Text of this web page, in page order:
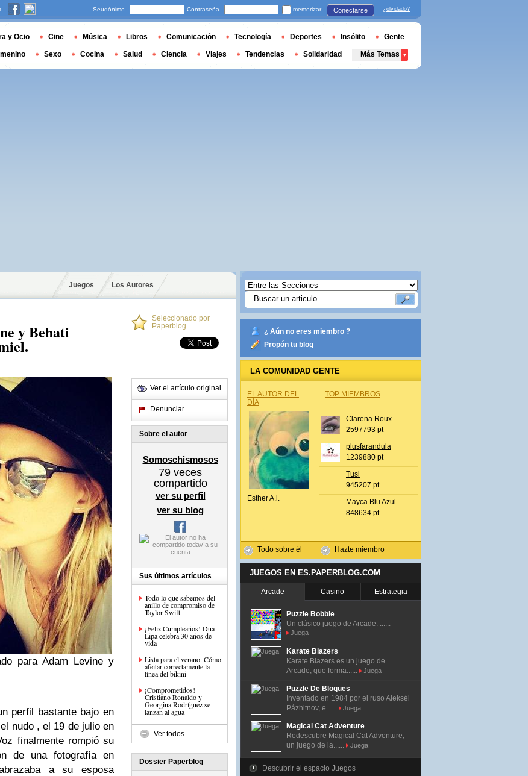
Juegos Los Autores
y Behati
para Adam Levine y
perfil bastante bajo en
nudo , el 19 de julio en
finalmente rompió su
de una fotografía en
a su esposa
Seleccionado por
Paperblog
Ver el artículo original
Denunciar
Sobre el autor
Somoschismosos
79 veces
compartido
ver su perfil
ver su blog
Sus últimos artículos
Todo lo que sabemos del
anillo de compromiso de
Taylor Swift
¡Feliz Cumpleaños! Dua
Lipa celebra 30 años de
vida
Lista para el verano: Cómo
afeitar correctamente la
línea del bikini
¡Comprometidos!
Cristiano Ronaldo y
Georgina Rodríguez se
lanzan al agua
Ver todos
Dossier Paperblog
¿ Aún no eres miembro ?
Propón tu blog
LA COMUNIDAD GENTE
EL AUTOR DEL
DÍA
Esther A.l.
Todo sobre él
TOP MIEMBROS
Clarena Roux
2597793 pt
plusfarandula
1239880 pt
Tusi
945207 pt
Mayca Blu Azul
848634 pt
Hazte miembro
JUEGOS EN ES.PAPERBLOG.COM
Arcade Casino Estrategia
Puzzle Bobble
Un clásico juego de Arcade. ......
Juega
Karate Blazers
Karate Blazers es un juego de
Arcade, que forma......
Juega
Puzzle De Bloques
Inventado en 1984 por el ruso Alekséi
Pázhitnov, e......
Juega
Magical Cat Adventure
Redescubre Magical Cat Adventure,
un juego de la......
Juega
Descubrir el espacio Juegos
Seudónimo Contraseña memorizar Conectarse ¿olvidado?
y Ocio Cine Música Libros Comunicación Tecnología Deportes Insólito Gente
Sexo Cocina Salud Ciencia Viajes Tendencias Solidaridad Más Temas